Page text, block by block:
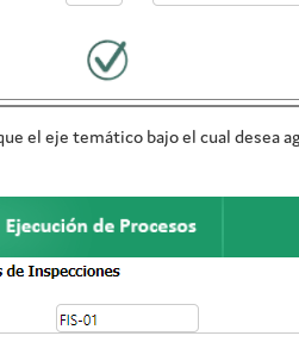
el eje temático bajo el cual desea